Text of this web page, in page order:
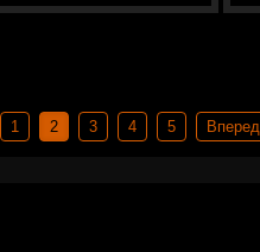
1 2 3 4 5 Вперед